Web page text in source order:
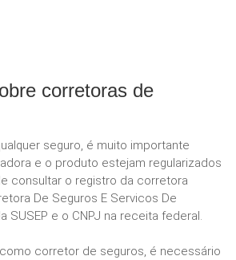
corretoras de
seguro, é muito importante
e o produto estejam regularizados
consultar o registro da corretora
De Seguros E Servicos De
SUSEP e o CNPJ na receita federal.
corretor de seguros, é necessário